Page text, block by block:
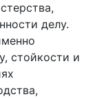
делу.
стойкости и